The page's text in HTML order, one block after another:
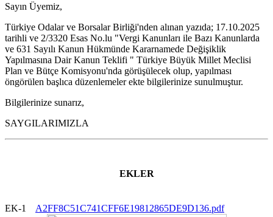
Sayın Üyemiz,
Türkiye Odalar ve Borsalar Birliği'nden alınan yazıda; 17.10.2025
tarihli ve 2/3320 Esas No.lu "Vergi Kanunları ile Bazı Kanunlarda
ve 631 Sayılı Kanun Hükmünde Kararnamede Değişiklik
Yapılmasına Dair Kanun Teklifi " Türkiye Büyük Millet Meclisi
Plan ve Bütçe Komisyonu'nda görüşülecek olup, yapılması
öngörülen başlıca düzenlemeler ekte bilgilerinize sunulmuştur.
Bilgilerinize sunarız,
SAYGILARIMIZLA
EKLER
EK-1 A2FF8C51C741CFF6E19812865DE9D136.pdf